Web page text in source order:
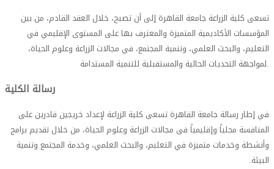
تسعى كلية الزراعة جامعة القاهرة إلى أن تصبح، خلال العقد القادم، من بين
المؤسسات الأكاديمية المتميزة والمعترف بها على المستوى الإقليمي في
التعليم، والبحث العلمي، وتنمية المجتمع، في مجالات الزراعة وعلوم الحياة،
لمواجهة التحديات الحالية والمستقبلية للتنمية المستدامة.
في إطار رسالة جامعة القاهرة تسعى كلية الزراعة لإعداد خريجين قادرين على
المنافسة محلياً وإقليمياً فى مجالات الزراعة وعلوم الحياة، من خلال تقديم برامج
وأنشطة وخدمات متميزة في التعليم، والبحث العلمي، وخدمة المجتمع وتنمية
البيئة.